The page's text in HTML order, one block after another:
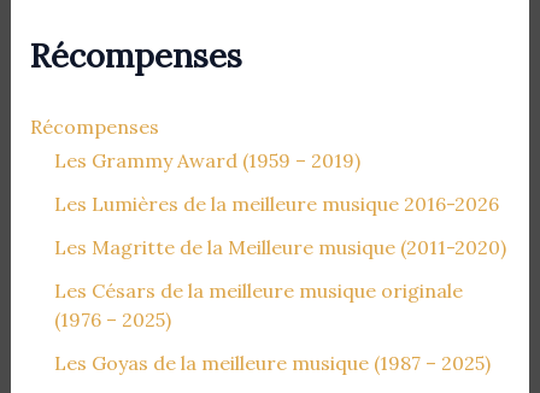
Récompenses
Récompenses
Les Grammy Award (1959 – 2019)
Les Lumières de la meilleure musique 2016-2026
Les Magritte de la Meilleure musique (2011-2020)
Les Césars de la meilleure musique originale
(1976 – 2025)
Les Goyas de la meilleure musique (1987 – 2025)